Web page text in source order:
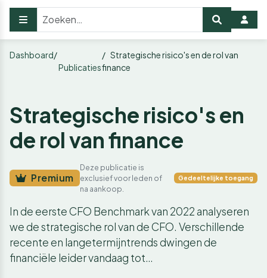
Dashboard
Publicaties
Strategische risico's en de rol van
finance
Strategische risico's en
de rol van finance
Premium
Deze publicatie is
exclusief voor leden of
na aankoop.
Gedeeltelijke toegang
In de eerste CFO Benchmark van 2022 analyseren
we de strategische rol van de CFO. Verschillende
recente en langetermijntrends dwingen de
financiële leider vandaag tot…